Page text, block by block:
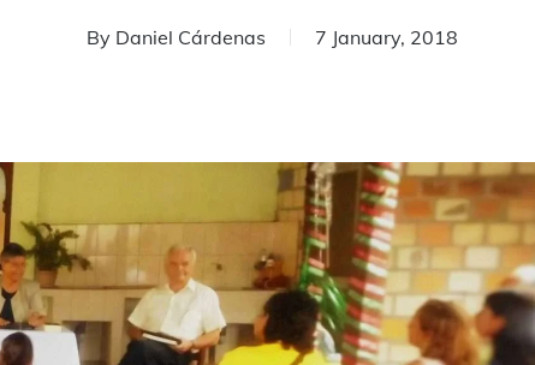
By Daniel Cárdenas 7 January, 2018